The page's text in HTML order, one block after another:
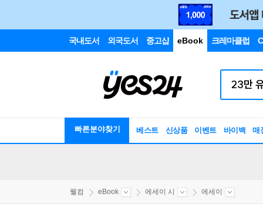
국내도서 외국도서 중고샵 eBook 크레마클럽
빠른분야찾기 베스트 신상품 이벤트 바이백 매
웰컴 eBook 에세이 시 에세이